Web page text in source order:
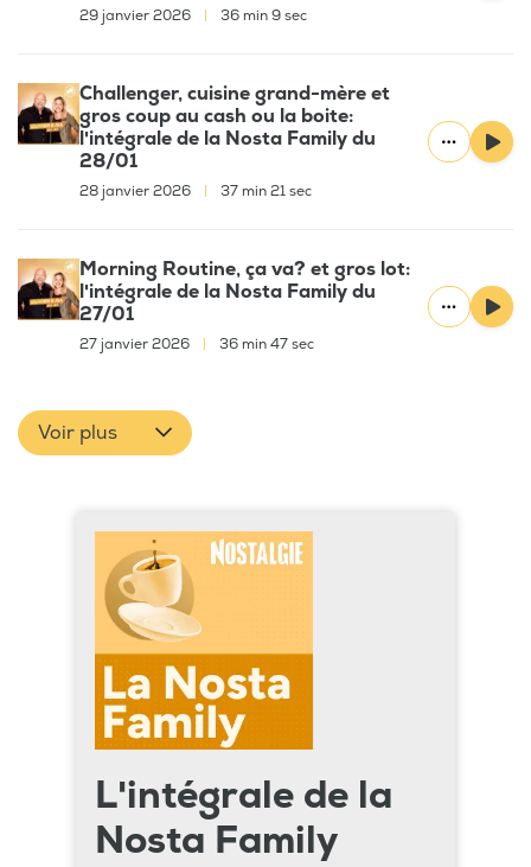
29 janvier 2026 36 min 9 sec
Challenger, cuisine grand-mère et
gros coup au cash ou la boite:
l'intégrale de la Nosta Family du
28/01
28 janvier 2026 37 min 21 sec
Morning Routine, ça va? et gros lot:
l'intégrale de la Nosta Family du
27/01
27 janvier 2026 36 min 47 sec
Voir plus
L'intégrale de la
Nosta Family